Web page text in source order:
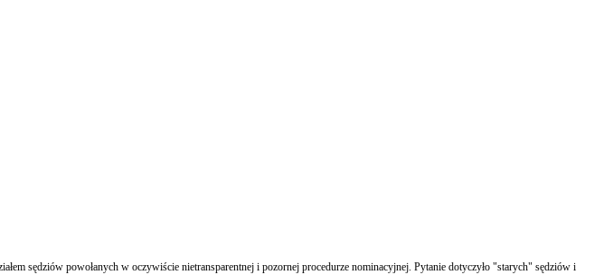
sędziów powołanych w oczywiście nietransparentnej i pozornej procedurze nominacyjnej. Pytanie dotyczyło "starych" sędziów i